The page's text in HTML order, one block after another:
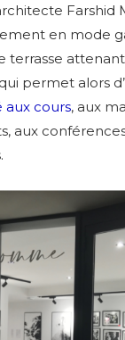
Farshid
en mode
terrasse
permet alors
aux cours, aux
aux